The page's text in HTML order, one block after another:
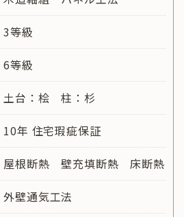
3等級
6等級
土台：桧 柱：杉
10年 住宅瑕疵保証
屋根断熱 壁充填断熱 床断熱
外壁通気工法